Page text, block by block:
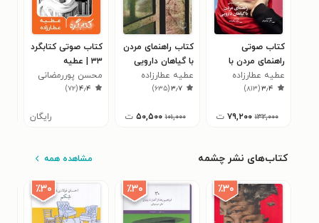
کتاب صوتی
راهنمای مردن با
گیاهان دارویی
عطیه عطارزاده
۳٫۴(۸۱۳)
۱۳۲,۰۰۰ ۷۹,۲۰۰ ت
کتاب راهنمای مردن
با گیاهان دارویی
عطیه عطارزاده
۳٫۷(۶۳۵)
۱۰۱,۰۰۰ ۵۰,۵۰۰ ت
کتاب صوتی کتابگرد
۳۳ | عطیه
عطارزاده
محسن پوررمضانی
۴٫۴(۷۲)
رایگان
کتاب‌های نشر چشمه مشاهده همه
٪۳۰ ٪۳۰ ٪۳۰